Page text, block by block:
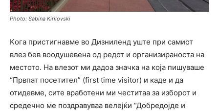
Photo: Sabina Kirilovski
Kога пристигнавме во Дизниленд уште при самиот
влез бев воодушевена од редот и организираноста на
местото. На влезот ми дадоа значка на која пишуваше
“Првпат посетител” (first time visitor) и каде и да
отидевме, сите вработени ми честитаа за изборот и
средечно ме поздравуваа велејќи “Добредојде и